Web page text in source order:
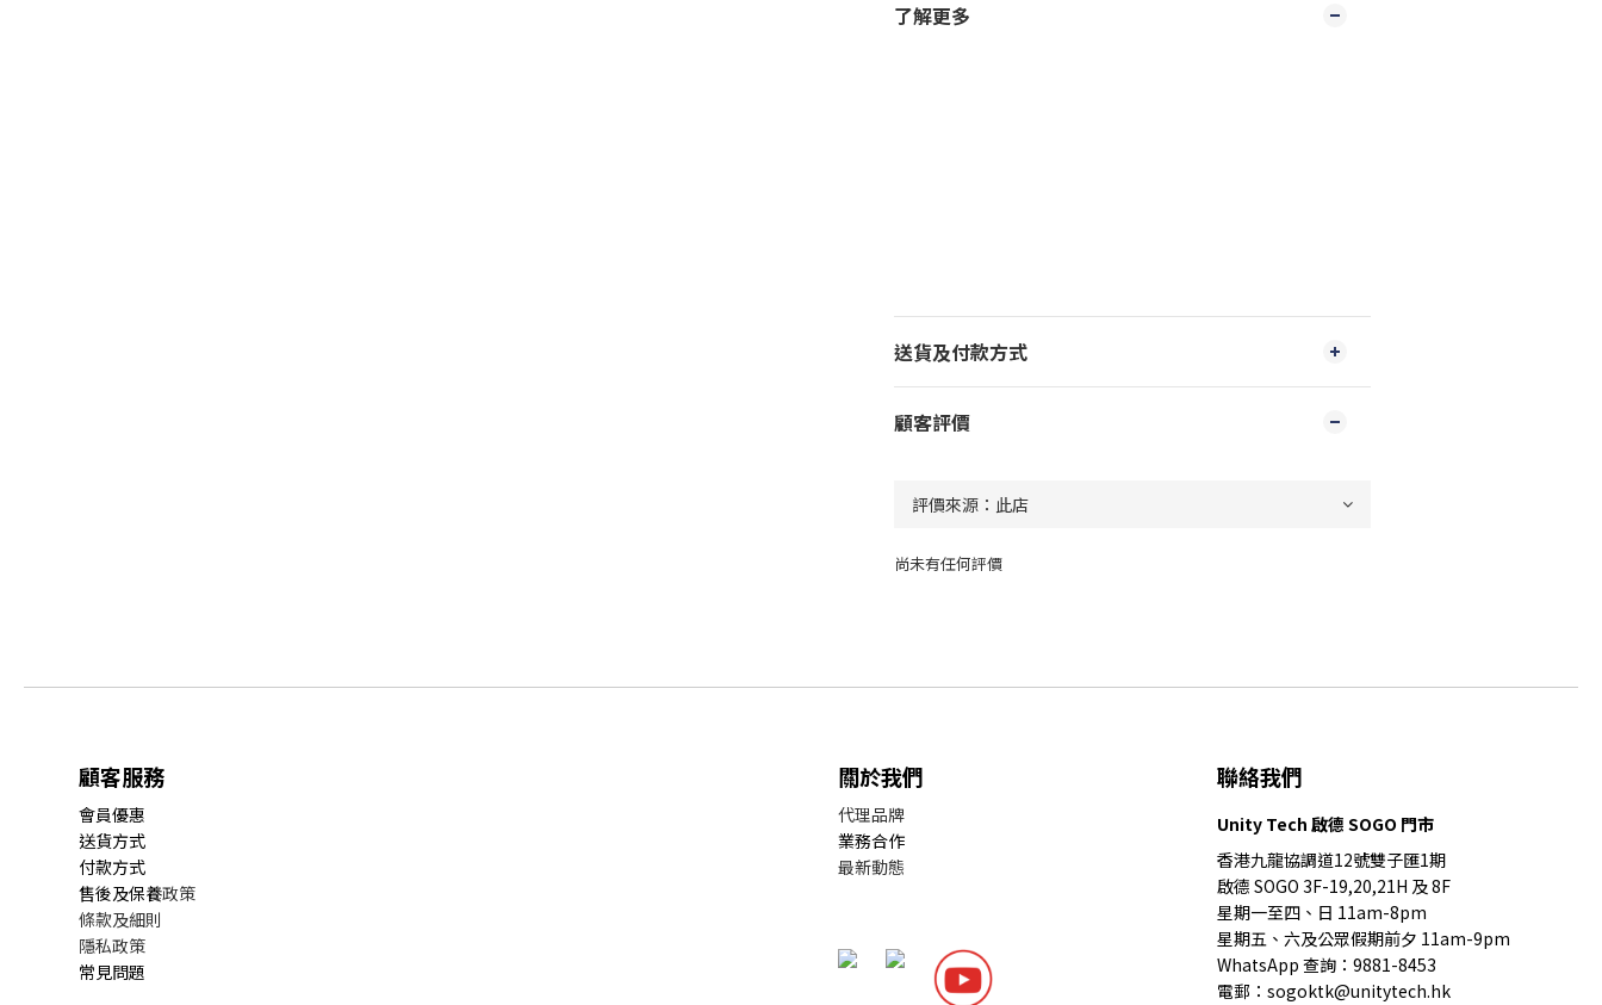
了解更多
送貨及付款方式
顧客評價
尚未有任何評價
顧客服務
會員優惠
送貨方式
付款方式
售後及保養政策
條款及細則
隱私政策
常見問題
關於我們
代理品牌
業務合作
最新動態
聯絡我們
Unity Tech 啟德 SOGO 門市
香港九龍協調道12號雙子匯1期
啟德 SOGO 3F-19,20,21H 及 8F
星期一至四、日 11am-8pm
星期五、六及公眾假期前夕 11am-9pm
WhatsApp 查詢：9881-8453
電郵：sogoktk@unitytech.hk